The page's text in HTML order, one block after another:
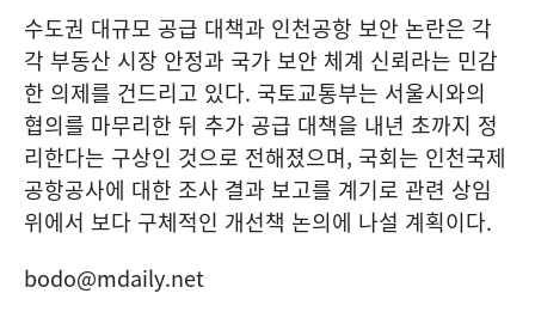
수도권 대규모 공급 대책과 인천공항 보안 논란은 각
각 부동산 시장 안정과 국가 보안 체계 신뢰라는 민감
한 의제를 건드리고 있다. 국토교통부는 서울시와의
협의를 마무리한 뒤 추가 공급 대책을 내년 초까지 정
리한다는 구상인 것으로 전해졌으며, 국회는 인천국제
공항공사에 대한 조사 결과 보고를 계기로 관련 상임
위에서 보다 구체적인 개선책 논의에 나설 계획이다.
bodo@mdaily.net